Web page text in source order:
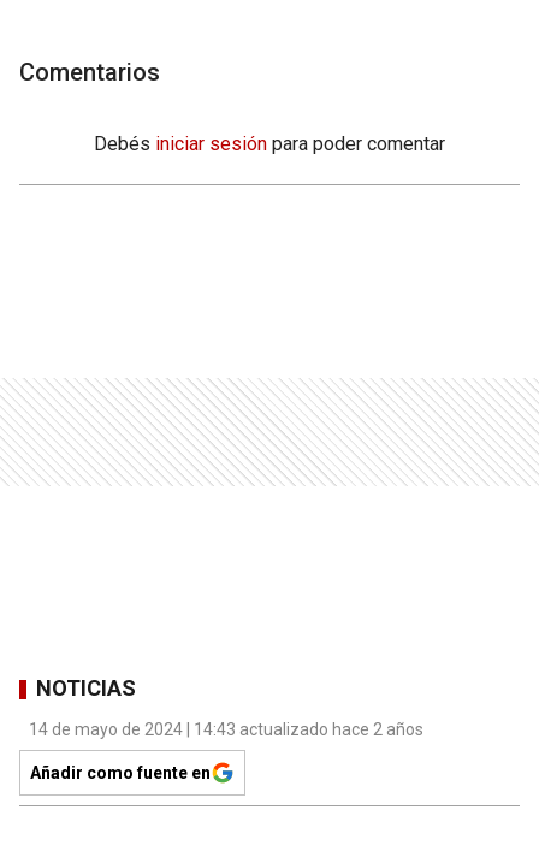
Comentarios
Debés iniciar sesión para poder comentar
NOTICIAS
14 de mayo de 2024 | 14:43 actualizado hace 2 años
Añadir como fuente en